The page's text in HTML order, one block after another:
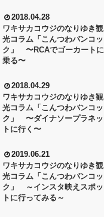
2018.04.28
ワキサカコウジのなりゆき観
光コラム「こんつわバンコッ
ク」 〜RCAでゴーカートに
乗る〜
2018.04.29
ワキサカコウジのなりゆき観
光コラム「こんつわバンコッ
ク」 〜ダイナソープラネッ
トに行く〜
2019.06.21
ワキサカコウジのなりゆき観
光コラム「こんつわバンコッ
ク」 ～インスタ映えスポッ
トに行ってみる～